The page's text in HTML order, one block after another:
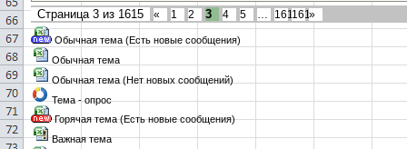
Страница 3 из 1615 « 1 2 3 4 5 … 16141615
»
Обычная тема (Есть новые сообщения)
Обычная тема
Обычная тема (Нет новых сообщений)
Тема - опрос
Горячая тема (Есть новые сообщения)
Важная тема